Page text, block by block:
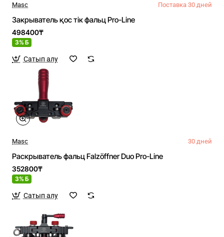
Masc Поставка 30 дней
Закрыватель қос тік фальц Pro-Line
498400₸
3% Б
Сатып алу
Masc 30 дней
Раскрыватель фальц Falzöffner Duo Pro-Line
352800₸
3% Б
Сатып алу